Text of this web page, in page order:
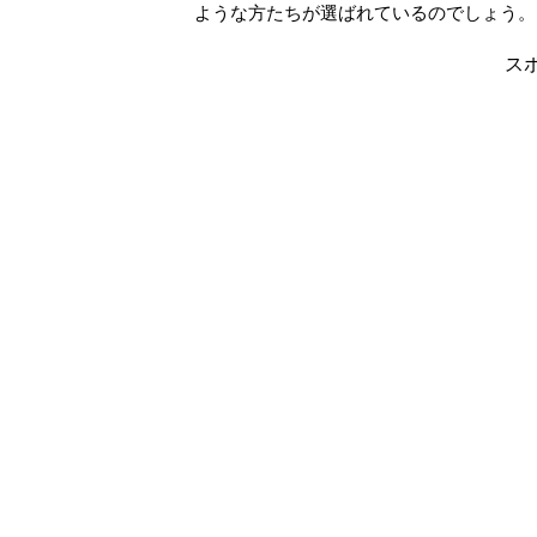
ような方たちが選ばれているのでしょう。
ス